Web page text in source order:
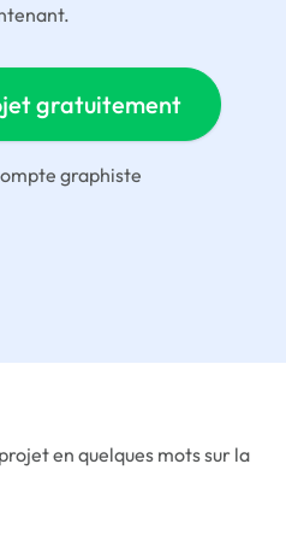
gratuitement
graphiste
en quelques mots sur la